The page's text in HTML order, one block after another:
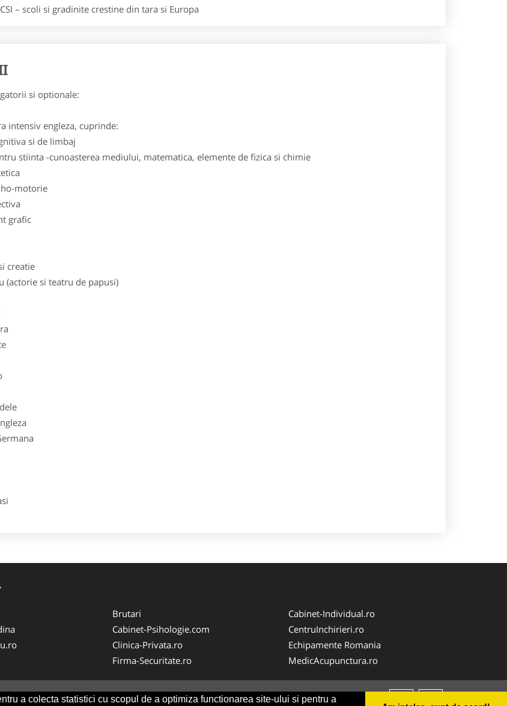
a colecta statistici cu scopul de a optimiza functionarea site-ului si pentru a
– scoli si gradinite crestine din tara si Europa
si optionale:
intensiv engleza, cuprinde:
si de limbaj
stiinta -cunoasterea mediului, matematica, elemente de fizica si chimie
motorie
grafic
creatie
(actorie si teatru de papusi)
Brutari
Cabinet-Psihologie.com
Clinica-Privata.ro
Firma-Securitate.ro
Cabinet-Individual.ro
CentruInchirieri.ro
Echipamente Romania
MedicAcupunctura.ro
ANPC SOL